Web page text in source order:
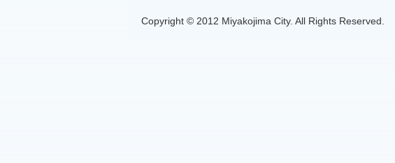
Copyright © 2012 Miyakojima City. All Rights Reserved.